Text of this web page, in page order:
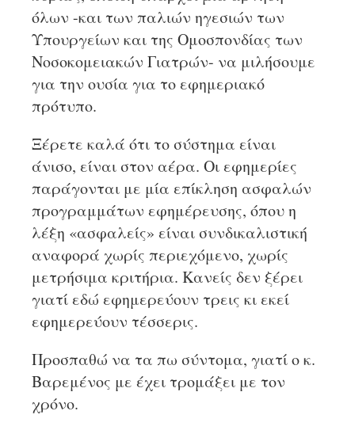
όλων -και των παλιών ηγεσιών των
Υπουργείων και της Ομοσπονδίας των
Νοσοκομειακών Γιατρών- να μιλήσουμε
για την ουσία για το εφημεριακό
πρότυπο.
Ξέρετε καλά ότι το σύστημα είναι
άνισο, είναι στον αέρα. Οι εφημερίες
παράγονται με μία επίκληση ασφαλών
προγραμμάτων εφημέρευσης, όπου η
λέξη «ασφαλείς» είναι συνδικαλιστική
αναφορά χωρίς περιεχόμενο, χωρίς
μετρήσιμα κριτήρια. Κανείς δεν ξέρει
γιατί εδώ εφημερεύουν τρεις κι εκεί
εφημερεύουν τέσσερις.
Προσπαθώ να τα πω σύντομα, γιατί ο κ.
Βαρεμένος με έχει τρομάξει με τον
χρόνο.